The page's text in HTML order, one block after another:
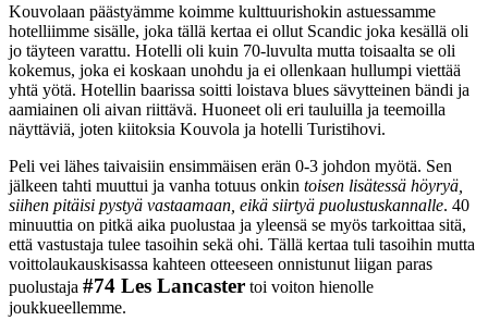
Kouvolaan päästyämme koimme kulttuurishokin astuessamme
hotelliimme sisälle, joka tällä kertaa ei ollut Scandic joka kesällä oli
jo täyteen varattu. Hotelli oli kuin 70-luvulta mutta toisaalta se oli
kokemus, joka ei koskaan unohdu ja ei ollenkaan hullumpi viettää
yhtä yötä. Hotellin baarissa soitti loistava blues sävytteinen bändi ja
aamiainen oli aivan riittävä. Huoneet oli eri tauluilla ja teemoilla
näyttäviä, joten kiitoksia Kouvola ja hotelli Turistihovi.
Peli vei lähes taivaisiin ensimmäisen erän 0-3 johdon myötä. Sen
jälkeen tahti muuttui ja vanha totuus onkin toisen lisätessä höyryä,
siihen pitäisi pystyä vastaamaan, eikä siirtyä puolustuskannalle. 40
minuuttia on pitkä aika puolustaa ja yleensä se myös tarkoittaa sitä,
että vastustaja tulee tasoihin sekä ohi. Tällä kertaa tuli tasoihin mutta
voittolaukauskisassa kahteen otteeseen onnistunut liigan paras
puolustaja #74 Les Lancaster toi voiton hienolle
joukkueellemme.